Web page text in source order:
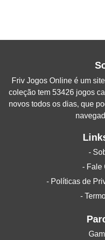
Friv Jogos Online é um
coleção tem 53426 jogos
novos todos os dias, que
-
- Fale
- Políticas de
-